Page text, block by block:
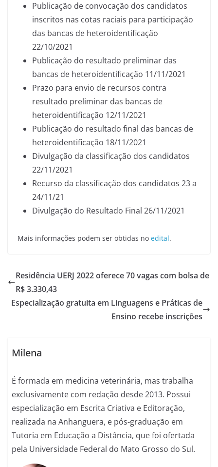
Publicação de convocação dos candidatos
inscritos nas cotas raciais para participação
das bancas de heteroidentificação
22/10/2021
Publicação do resultado preliminar das
bancas de heteroidentificação 11/11/2021
Prazo para envio de recursos contra
resultado preliminar das bancas de
heteroidentificação 12/11/2021
Publicação do resultado final das bancas de
heteroidentificação 18/11/2021
Divulgação da classificação dos candidatos
22/11/2021
Recurso da classificação dos candidatos 23 a
24/11/21
Divulgação do Resultado Final 26/11/2021
Mais informações podem ser obtidas no edital.
Residência UERJ 2022 oferece 70 vagas com bolsa de
R$ 3.330,43
Especialização gratuita em Linguagens e Práticas de
Ensino recebe inscrições
Milena
É formada em medicina veterinária, mas trabalha
exclusivamente com redação desde 2013. Possui
especialização em Escrita Criativa e Editoração,
realizada na Anhanguera, e pós-graduação em
Tutoria em Educação a Distância, que foi ofertada
pela Universidade Federal do Mato Grosso do Sul.